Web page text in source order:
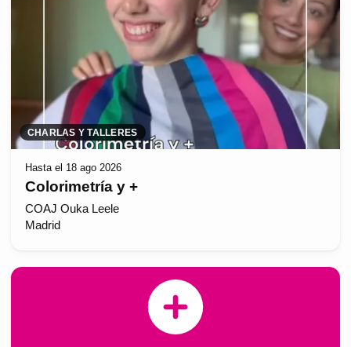
CHARLAS Y TALLERES
Hasta el 18 ago 2026
Colorimetría y +
COAJ Ouka Leele
Madrid